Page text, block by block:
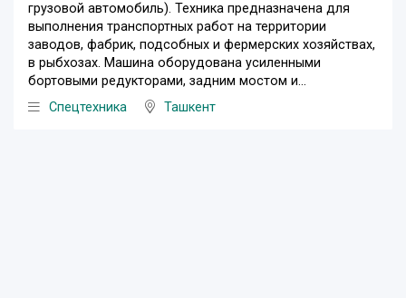
грузовой автомобиль). Техника предназначена для
выполнения транспортных работ на территории
заводов, фабрик, подсобных и фермерских хозяйствах,
в рыбхозах. Машина оборудована усиленными
бортовыми редукторами, задним мостом и...
Спецтехника
Ташкент